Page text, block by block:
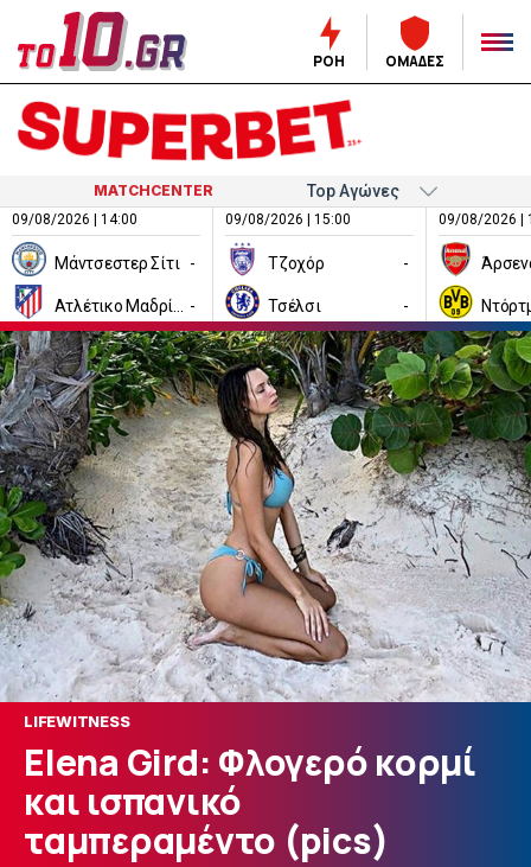
ΡΟΗ ΟΜΑΔΕΣ
MATCHCENTER
09/08/2026 | 14:00
Μάντσεστερ Σίτι -
-
09/08/2026 | 15:00
Τζοχόρ -
Τσέλσι -
09/08/2026 |
LIFEWITNESS
Elena Gird: Φλογερό κορμί
και ισπανικό
ταμπεραμέντο (pics)